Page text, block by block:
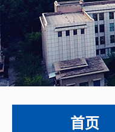
首页